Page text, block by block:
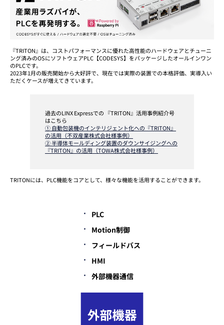
『TRITON』は、コストパフォーマンスに優れた高性能のハードウェアとチューニ
ング済みのOSにソフトウェアPLC【CODESYS】をパッケージしたオールインワン
のPLCです。
2023年1月の販売開始から大好評で、現在では実際の装置での本格評価、実導入い
ただくケースが増えてきています。
過去のLINX Expressでの 『TRITON』活用事例紹介号
はこちら
① 自動包装機のインテリジェント化への『TRITON』
の活用（不双産業株式会社様事例）
② 半導体モールディング装置のダウンサイジングへの
『TRITON』の活用（TOWA株式会社様事例）
TRITONには、PLC機能をコアとして、様々な機能を活用することができます。
PLC
Motion制御
フィールドバス
HMI
外部機器通信